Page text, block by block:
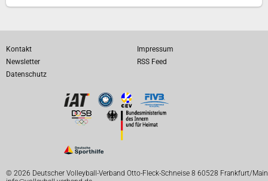
Kontakt
Impressum
Newsletter
RSS Feed
Datenschutz
© 2026 Deutscher Volleyball-Verband Otto-Fleck-Schneise 8 60528 Frankfurt/Main